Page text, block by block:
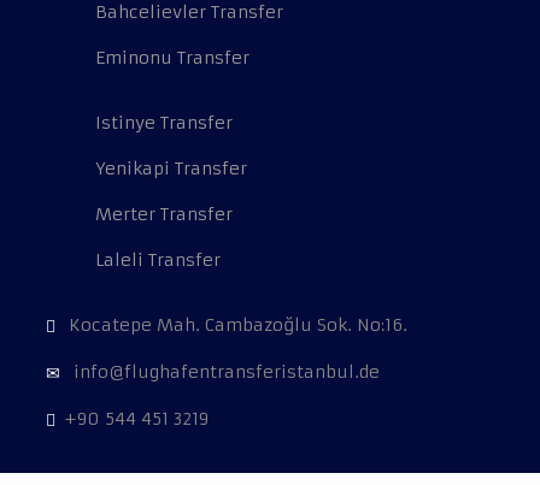
Bahcelievler Transfer
Eminonu Transfer
Istinye Transfer
Yenikapi Transfer
Merter Transfer
Laleli Transfer
Kocatepe Mah. Cambazoğlu Sok. No:16.
info@flughafentransferistanbul.de
+90 544 451 3219